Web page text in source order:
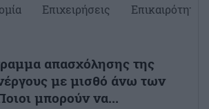
Επιχειρήσεις Επικαιρότητα
απασχόλησης της
με μισθό άνω των
μπορούν να...